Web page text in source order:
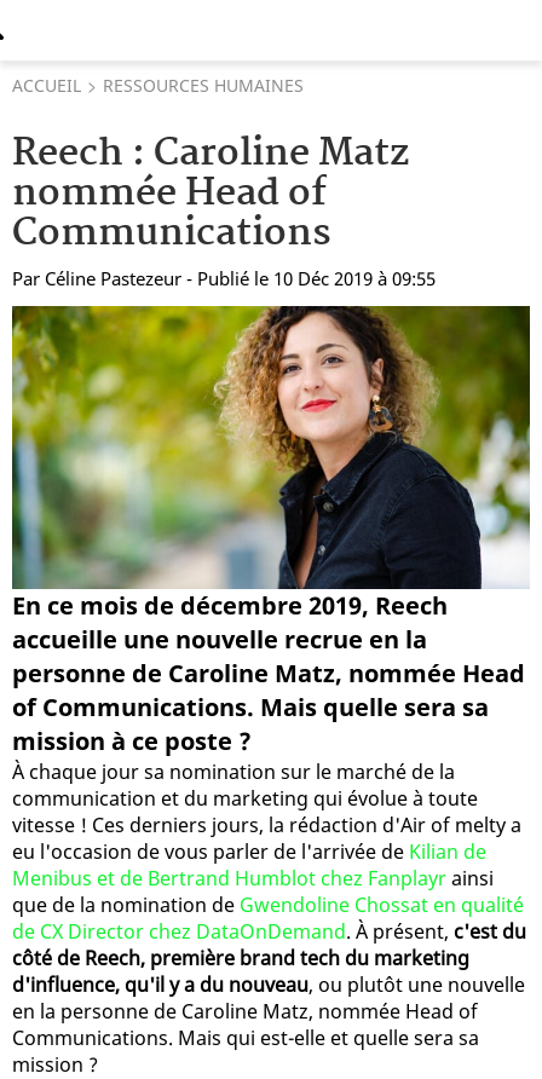
ACCUEIL RESSOURCES HUMAINES
Reech : Caroline Matz
nommée Head of
Communications
Par Céline Pastezeur - Publié le 10 Déc 2019 à 09:55
En ce mois de décembre 2019, Reech
accueille une nouvelle recrue en la
personne de Caroline Matz, nommée Head
of Communications. Mais quelle sera sa
mission à ce poste ?
À chaque jour sa nomination sur le marché de la
communication et du marketing qui évolue à toute
vitesse ! Ces derniers jours, la rédaction d'Air of melty a
eu l'occasion de vous parler de l'arrivée de Kilian de
Menibus et de Bertrand Humblot chez Fanplayrainsi
que de la nomination de Gwendoline Chossat en qualité
de CX Director chez DataOnDemand. À présent, c'est du
côté de Reech, première brand tech du marketing
d'influence, qu'il y a du nouveau, ou plutôt une nouvelle
en la personne de Caroline Matz, nommée Head of
Communications. Mais qui est-elle et quelle sera sa
mission ?